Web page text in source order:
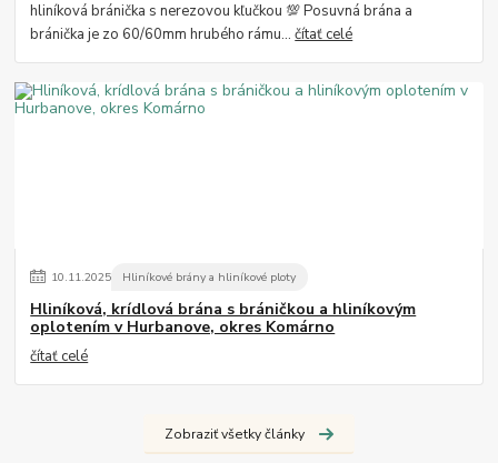
hliníková bránička s nerezovou kľučkou 💯 Posuvná brána a
bránička je zo 60/60mm hrubého rámu...čítať celé
10.11.2025 Hliníkové brány a hliníkové ploty
Hliníková, krídlová brána s bráničkou a hliníkovým
oplotením v Hurbanove, okres Komárno
čítať celé
Zobraziť všetky články